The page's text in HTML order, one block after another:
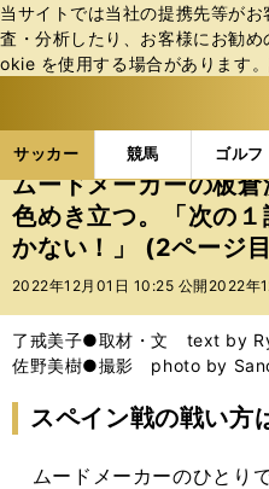
当サイトでは当社の提携先等が
査・分析したり、お客様にお勧
okie を使⽤する場合があります。
サッカー 競馬 ゴルフ
ス
ポ
ル
テ
ー
バ
サッカーの記事一覧
ムードメーカーの板
色めき立つ。「次の
かない！」 (2ページ
2022年12月01日 10:25 公開 2022年
了戒美子●取材・文 text by
佐野美樹●撮影 photo by
スペイン戦の戦い方
ムードメーカーのひとり